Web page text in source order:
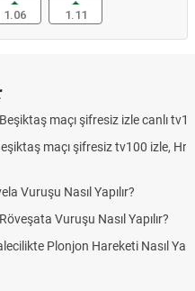
1.06
1.11
şifresiz izle canlı tv100 linki
tv100 izle, Hradec Kralove
Yapılır?
Nasıl Yapılır?
Hareketi Nasıl Yapılır?